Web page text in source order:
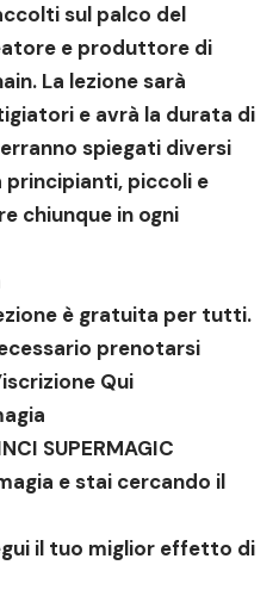
sul palco del
e produttore di
La lezione sarà
e avrà la durata di
spiegati diversi
piccoli e
chiunque in ogni
è gratuita per tutti.
prenotarsi
Qui
SUPERMAGIC
e stai cercando il
il tuo miglior effetto di